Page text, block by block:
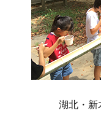
湖北・新